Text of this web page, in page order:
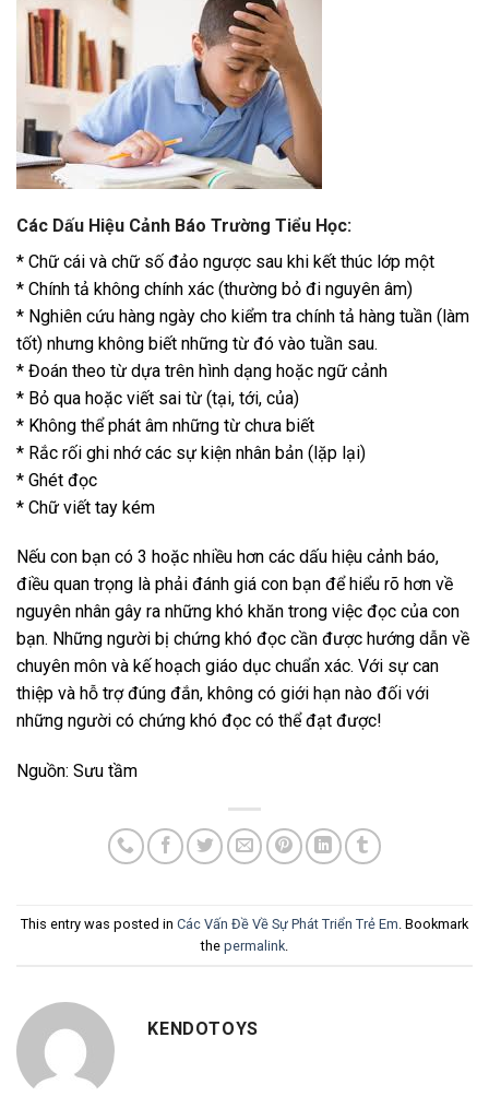
Các Dấu Hiệu Cảnh Báo Trường Tiểu Học:
* Chữ cái và chữ số đảo ngược sau khi kết thúc lớp một
* Chính tả không chính xác (thường bỏ đi nguyên âm)
* Nghiên cứu hàng ngày cho kiểm tra chính tả hàng tuần (làm
tốt) nhưng không biết những từ đó vào tuần sau.
* Đoán theo từ dựa trên hình dạng hoặc ngữ cảnh
* Bỏ qua hoặc viết sai từ (tại, tới, của)
* Không thể phát âm những từ chưa biết
* Rắc rối ghi nhớ các sự kiện nhân bản (lặp lại)
* Ghét đọc
* Chữ viết tay kém
Nếu con bạn có 3 hoặc nhiều hơn các dấu hiệu cảnh báo,
điều quan trọng là phải đánh giá con bạn để hiểu rõ hơn về
nguyên nhân gây ra những khó khăn trong việc đọc của con
bạn. Những người bị chứng khó đọc cần được hướng dẫn về
chuyên môn và kế hoạch giáo dục chuẩn xác. Với sự can
thiệp và hỗ trợ đúng đắn, không có giới hạn nào đối với
những người có chứng khó đọc có thể đạt được!
Nguồn: Sưu tầm
This entry was posted in Các Vấn Đề Về Sự Phát Triển Trẻ Em . Bookmark
the permalink
KENDOTOYS